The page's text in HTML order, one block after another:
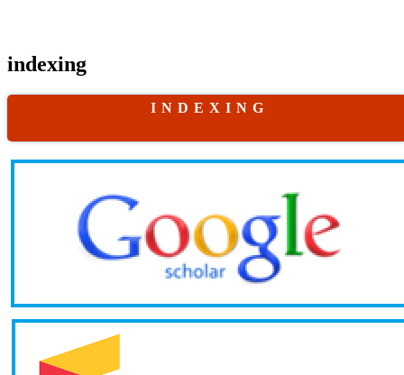
indexing
I N D E X I N G